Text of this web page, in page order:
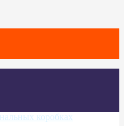
коробках